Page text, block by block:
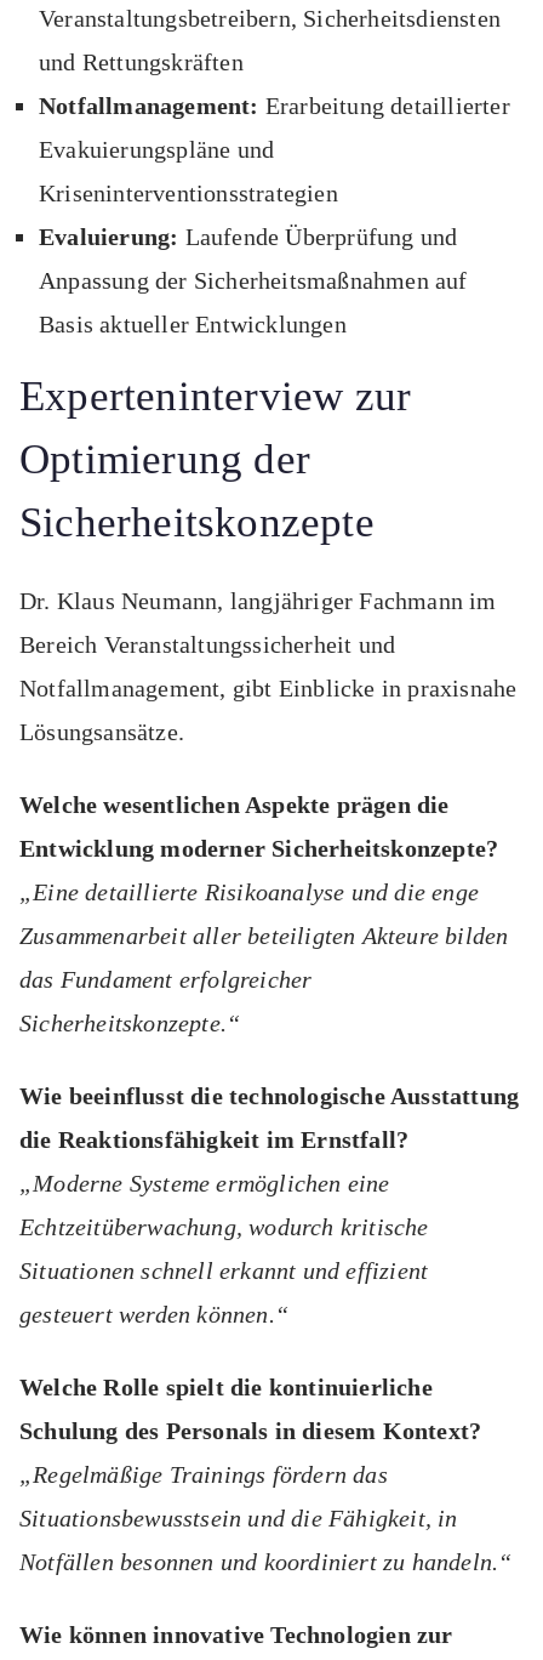
Veranstaltungsbetreibern, Sicherheitsdiensten
und Rettungskräften
Notfallmanagement: Erarbeitung detaillierter
Evakuierungspläne und
Kriseninterventionsstrategien
Evaluierung: Laufende Überprüfung und
Anpassung der Sicherheitsmaßnahmen auf
Basis aktueller Entwicklungen
Experteninterview zur
Optimierung der
Sicherheitskonzepte
Dr. Klaus Neumann, langjähriger Fachmann im
Bereich Veranstaltungssicherheit und
Notfallmanagement, gibt Einblicke in praxisnahe
Lösungsansätze.
Welche wesentlichen Aspekte prägen die
Entwicklung moderner Sicherheitskonzepte?
„Eine detaillierte Risikoanalyse und die enge
Zusammenarbeit aller beteiligten Akteure bilden
das Fundament erfolgreicher
Sicherheitskonzepte.“
Wie beeinflusst die technologische Ausstattung
die Reaktionsfähigkeit im Ernstfall?
„Moderne Systeme ermöglichen eine
Echtzeitüberwachung, wodurch kritische
Situationen schnell erkannt und effizient
gesteuert werden können.“
Welche Rolle spielt die kontinuierliche
Schulung des Personals in diesem Kontext?
„Regelmäßige Trainings fördern das
Situationsbewusstsein und die Fähigkeit, in
Notfällen besonnen und koordiniert zu handeln.“
Wie können innovative Technologien zur